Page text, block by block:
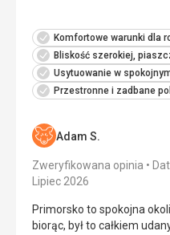
Komfortowe warunki dla
Bliskość szerokiej,
Usytuowanie w
Przestronne i zadbane
Adam S.
Zweryfikowana opinia
Lipiec 2026
Primorsko to spokojna
biorąc, był to całkiem